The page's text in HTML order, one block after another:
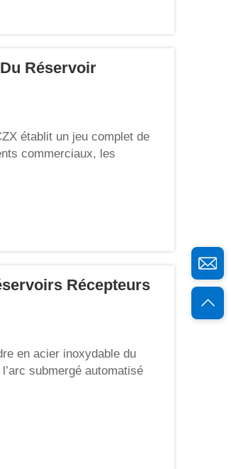
Réservoir
établit un jeu complet de
commerciaux, les
permettant ainsi à
Récepteurs
en acier inoxydable du
submergé automatisé
de garantir une pénétration